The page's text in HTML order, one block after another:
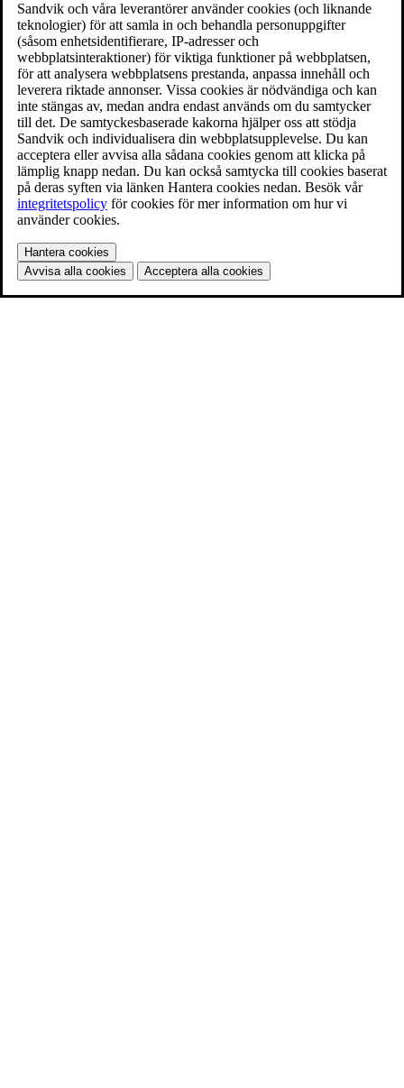
Sandvik och våra leverantörer använder cookies (och liknande
teknologier) för att samla in och behandla personuppgifter
(såsom enhetsidentifierare, IP-adresser och
webbplatsinteraktioner) för viktiga funktioner på webbplatsen,
för att analysera webbplatsens prestanda, anpassa innehåll och
leverera riktade annonser. Vissa cookies är nödvändiga och kan
inte stängas av, medan andra endast används om du samtycker
till det. De samtyckesbaserade kakorna hjälper oss att stödja
Sandvik och individualisera din webbplatsupplevelse. Du kan
acceptera eller avvisa alla sådana cookies genom att klicka på
lämplig knapp nedan. Du kan också samtycka till cookies baserat
på deras syften via länken Hantera cookies nedan. Besök vår
integritetspolicy för cookies för mer information om hur vi
använder cookies.
Hantera cookies
Avvisa alla cookies
Acceptera alla cookies